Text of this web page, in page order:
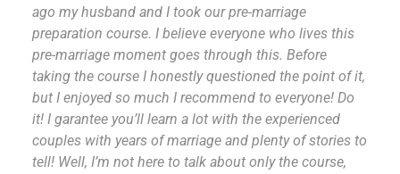
ago my husband and I took our pre-marriage
preparation course. I believe everyone who lives this
pre-marriage moment goes through this. Before
taking the course I honestly questioned the point of it,
but I enjoyed so much I recommend to everyone! Do
it! I garantee you’ll learn a lot with the experienced
couples with years of marriage and plenty of stories to
tell! Well, I’m not here to talk about only the course,